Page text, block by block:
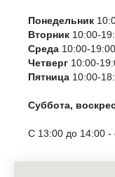
Понедельник
Вторник 10:00-
Среда 10:00-19:00
Четверг 10:00-
Пятница 10:00-
Суббота,
С 13:00 до 14:00 -